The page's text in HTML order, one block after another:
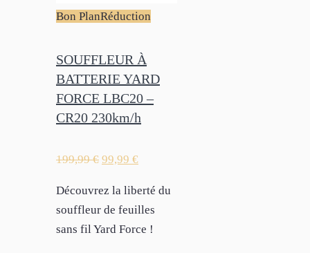
Bon PlanRéduction
SOUFFLEUR À
BATTERIE YARD
FORCE LBC20 –
CR20 230km/h
199,99€ 99,99 €
Découvrez la liberté du
souffleur de feuilles
sans fil Yard Force !